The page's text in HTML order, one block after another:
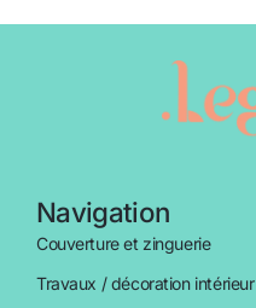
Navigation
Couverture et zinguerie
Travaux / décoration intérieur